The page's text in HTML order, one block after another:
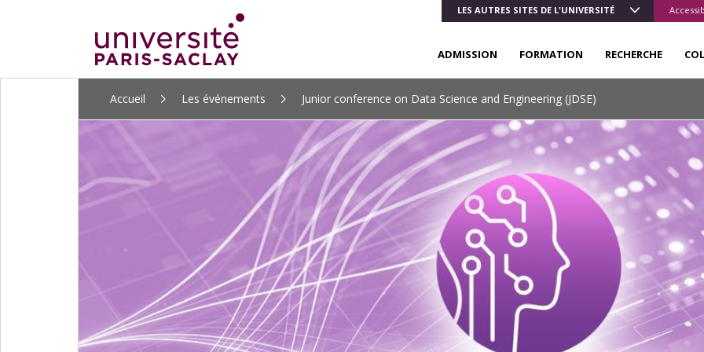
LES AUTRES SITES DE L'UNIVERSITÉ
ADMISSION FORMATION RECHERCHE
Accueil Les événements Junior conference on Data Science and Engineering (JDSE)